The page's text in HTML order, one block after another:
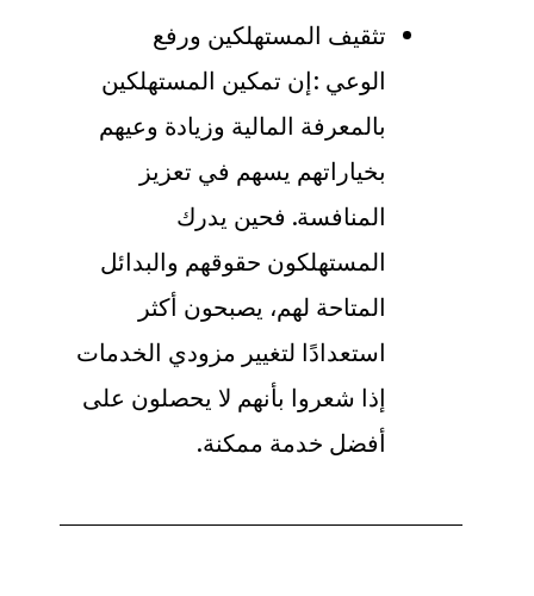
تثقيف المستهلكين ورفع
الوعي:إن تمكين المستهلكين
بالمعرفة المالية وزيادة وعيهم
بخياراتهم يسهم في تعزيز
المنافسة. فحين يدرك
المستهلكون حقوقهم والبدائل
المتاحة لهم، يصبحون أكثر
استعدادًا لتغيير مزودي الخدمات
إذا شعروا بأنهم لا يحصلون على
أفضل خدمة ممكنة.